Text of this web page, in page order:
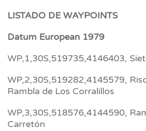
LISTADO DE WAYPOINTS
Datum European 1979
WP,1,30S,519735,4146403,
WP,2,30S,519282,4145579,
Rambla de Los Corralillos
WP,3,30S,518576,4144590,
Carretón